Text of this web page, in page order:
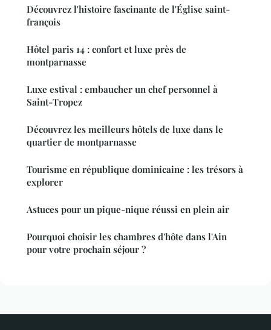
Découvrez l'histoire fascinante de l'Église saint-
françois
Hôtel paris 14 : confort et luxe près de
montparnasse
Luxe estival : embaucher un chef personnel à
Saint-Tropez
Découvrez les meilleurs hôtels de luxe dans le
quartier de montparnasse
Tourisme en république dominicaine : les trésors à
explorer
Astuces pour un pique-nique réussi en plein air
Pourquoi choisir les chambres d'hôte dans l'Ain
pour votre prochain séjour ?